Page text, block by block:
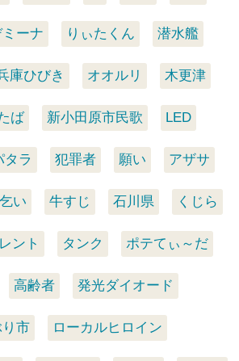
ミーナ りぃたくん 潜水艦
庫ひびき オオルリ 木更津
ば 新小田原市民歌 LED
タラ 犯罪者 願い アザサ
い 牛すじ 石川県 くじら
ント タンク ポテてぃ～だ
高齢者 発光ダイオード
市 ローカルヒロイン